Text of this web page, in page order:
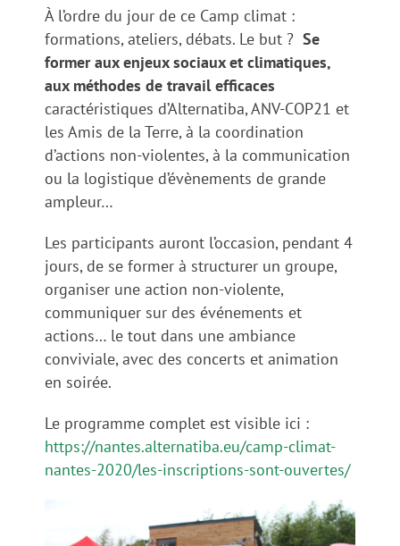
À l’ordre du jour de ce Camp climat :
formations, ateliers, débats. Le but ? Se
former aux enjeux sociaux et climatiques,
aux méthodes de travail efficaces
caractéristiques d’Alternatiba, ANV-COP21 et
les Amis de la Terre, à la coordination
d’actions non-violentes, à la communication
ou la logistique d’évènements de grande
ampleur…
Les participants auront l’occasion, pendant 4
jours, de se former à structurer un groupe,
organiser une action non-violente,
communiquer sur des événements et
actions… le tout dans une ambiance
conviviale, avec des concerts et animation
en soirée.
Le programme complet est visible ici :
https://nantes.alternatiba.eu/camp-climat-
nantes-2020/les-inscriptions-sont-ouvertes/